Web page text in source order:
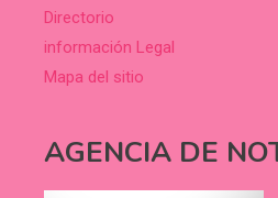
Directorio
información Legal
Mapa del sitio
AGENCIA DE